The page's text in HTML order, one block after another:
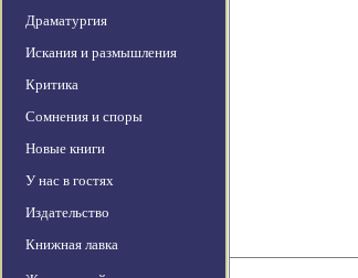
Драматургия
Искания и размышления
Критика
Сомнения и споры
Новые книги
У нас в гостях
Издательство
Книжная лавка